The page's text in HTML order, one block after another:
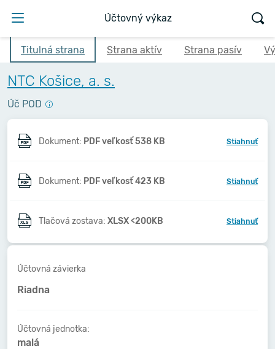
Účtovný výkaz
Titulná strana Strana aktív Strana pasív
NTC Košice, a. s.
Úč POD
Dokument: PDF veľkosť 538 KB Stiahnuť
Dokument: PDF veľkosť 423 KB Stiahnuť
Tlačová zostava: XLSX <200KB Stiahnuť
Účtovná závierka
Riadna
Účtovná jednotka:
malá